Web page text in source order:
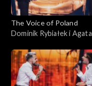
The Voice of Poland
Dominik Rybiałek i Agata
Ciebie”; „The Voice of
Poland”, Bitwy, 18
października 2025